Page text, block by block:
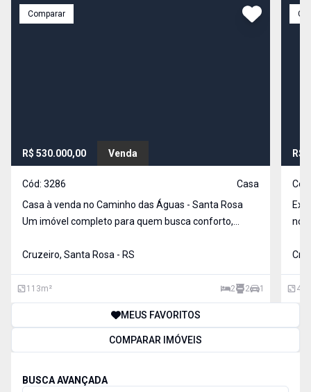
Comparar
R$ 530.000,00 Venda
Cód: 3286
Casa
Casa à venda no Caminho das Águas - Santa Rosa
Um imóvel completo para quem busca conforto,
em um terreno de 200 m² 2 Dormitórios 2 Banheiros
Cruzeiro, Santa Rosa - RS
113m² 2 2 1
R$
no
m²,
43
MEUS FAVORITOS
COMPARAR IMÓVEIS
BUSCA AVANÇADA